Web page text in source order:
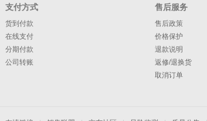
支付方式
货到付款
在线支付
分期付款
公司转账
售后服务
售后政策
价格保护
退款说明
返修/退换货
取消订单